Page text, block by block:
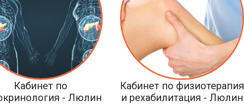
Кабинет по
- Люлин
Кабинет по физиотерапия
и рехабилитация - Люлин